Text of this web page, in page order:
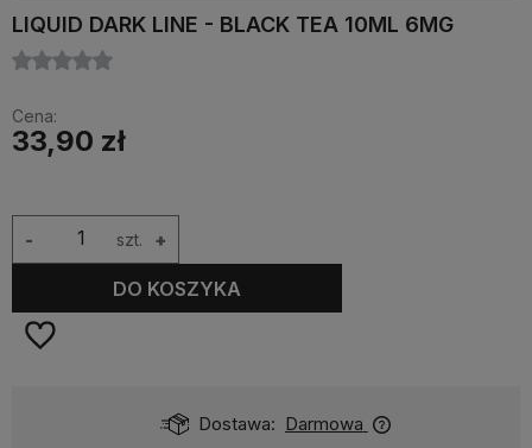
LIQUID DARK LINE - BLACK TEA 10ML 6MG
Cena:
33,90 zł
szt. +
-
DO KOSZYKA
Dostawa: Darmowa